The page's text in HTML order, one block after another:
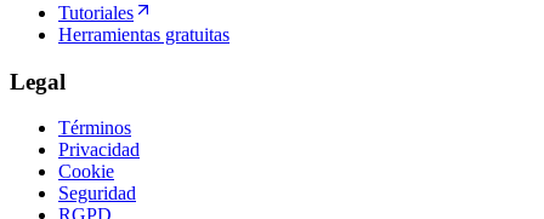
Tutoriales
Herramientas gratuitas
Legal
Términos
Privacidad
Cookie
Seguridad